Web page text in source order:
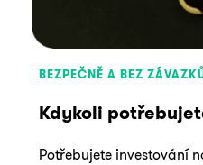
BEZPEČNĚ A BEZ
Kdykoli
Potřebujete investování